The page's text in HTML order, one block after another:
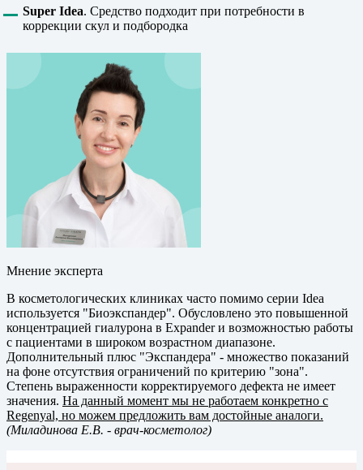
Super Idea. Средство подходит при потребности в
коррекции скул и подбородка
Мнение эксперта
В косметологических клиниках часто помимо серии Idea
используется "Биоэкспандер". Обусловлено это повышенной
концентрацией гиалурона в Expander и возможностью работы
с пациентами в широком возрастном диапазоне.
Дополнительный плюс "Экспандера" - множество показаний
на фоне отсутствия ограничений по критерию "зона".
Степень выраженности корректируемого дефекта не имеет
значения. На данный момент мы не работаем конкретно с
Regenyal, но можем предложить вам достойные аналоги.
(Миладинова Е.В. - врач-косметолог)